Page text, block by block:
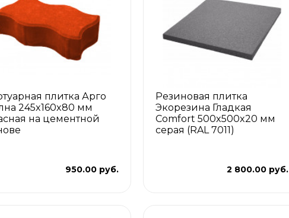
плитка Арго
245x160x80 мм
на цементной
950.00 руб.
Резиновая плитка
Экорезина Гладкая
Comfort 500x500x20 мм
серая (RAL 7011)
2 800.00 руб.